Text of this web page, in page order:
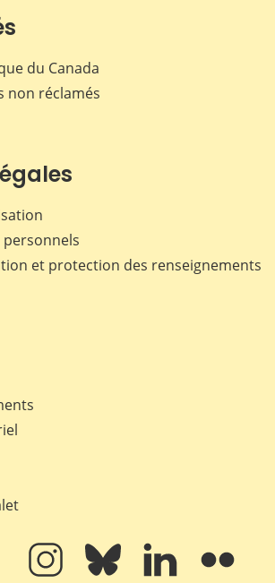
du Canada
non réclamés
personnels
et protection des renseignements